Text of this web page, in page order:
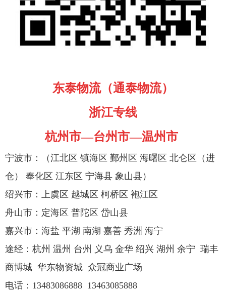
东泰物流（通泰物流）
浙江专线
杭州市—台州市—温州市
宁波市：（江北区 镇海区 鄞州区 海曙区 北仑区（进
仓） 奉化区 江东区 宁海县 象山县）
绍兴市：上虞区 越城区 柯桥区 袍江区
舟山市：定海区 普陀区 岱山县
嘉兴市：海盐 平湖 南湖 嘉善 秀洲 海宁
途经：杭州 温州 台州 义乌 金华 绍兴 湖州 余宁 瑞丰
商博城 华东物资城 众冠商业广场
电话： 13483086888 13463085888